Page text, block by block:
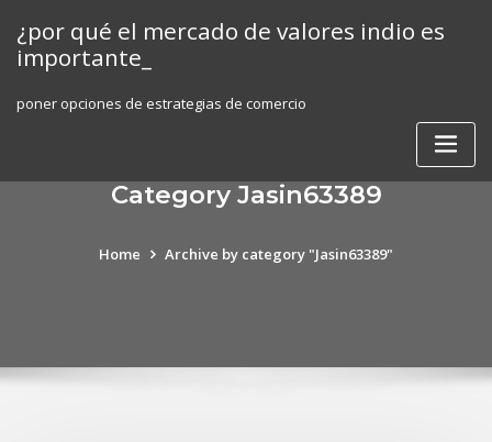
content
¿por qué el mercado de valores indio es
importante_
poner opciones de estrategias de comercio
Category Jasin63389
Home Archive by category "Jasin63389"